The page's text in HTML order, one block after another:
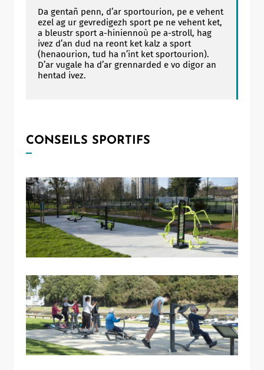
Da gentañ penn, d’ar sportourion, pe e vehent
ezel ag ur gevredigezh sport pe ne vehent ket,
a bleustr sport a-hiniennoù pe a-stroll, hag
ivez d’an dud na reont ket kalz a sport
(henaourion, tud ha n’int ket sportourion).
D’ar vugale ha d’ar grennarded e vo digor an
hentad ivez.
CONSEILS SPORTIFS